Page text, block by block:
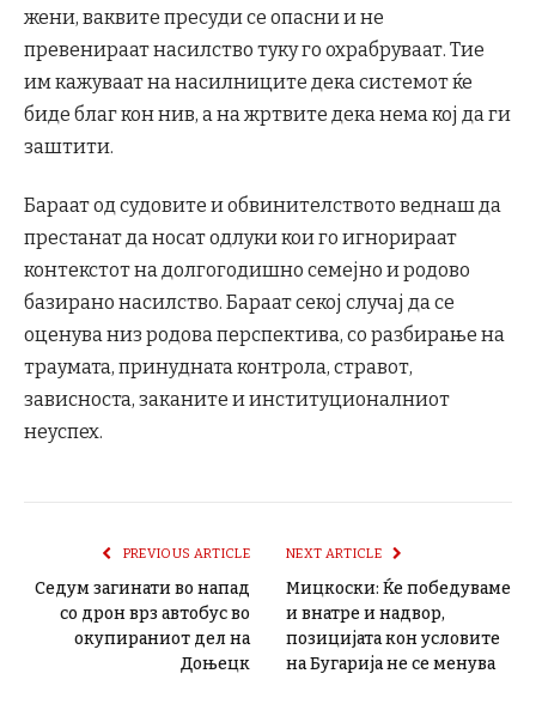
жени, ваквите пресуди се опасни и не
превенираат насилство туку го охрабруваат. Тие
им кажуваат на насилниците дека системот ќе
биде благ кон нив, а на жртвите дека нема кој да ги
заштити.
Бараат од судовите и обвинителството веднаш да
престанат да носат одлуки кои го игнорираат
контекстот на долгогодишно семејно и родово
базирано насилство. Бараат секој случај да се
оценува низ родова перспектива, со разбирање на
траумата, принудната контрола, стравот,
зависноста, заканите и институционалниот
неуспех.
PREVIOUS ARTICLE
Седум загинати во напад
со дрон врз автобус во
окупираниот дел на
Доњецк
NEXT ARTICLE
Мицкоски: Ќе победуваме
и внатре и надвор,
позицијата кон условите
на Бугарија не се менува